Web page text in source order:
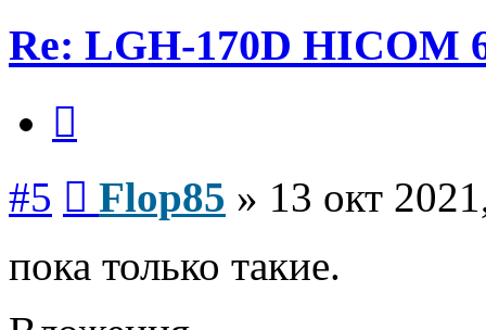
Re: LGH-170D HICOM
#5 Flop85 » 13 окт
пока только такие.